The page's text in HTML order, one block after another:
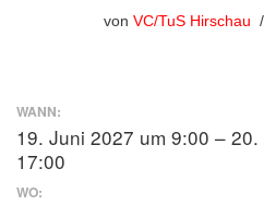
von VC/TuS Hirschau
WANN:
19. Juni 2027 um 9:00 –
17:00
WO: